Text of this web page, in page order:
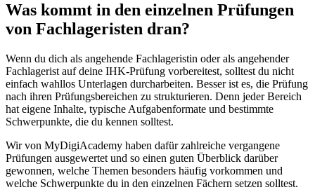
Was kommt in den einzelnen Prüfungen
von Fachlageristen dran?
Wenn du dich als angehende Fachlageristin oder als angehender
Fachlagerist auf deine IHK-Prüfung vorbereitest, solltest du nicht
einfach wahllos Unterlagen durcharbeiten. Besser ist es, die Prüfung
nach ihren Prüfungsbereichen zu strukturieren. Denn jeder Bereich
hat eigene Inhalte, typische Aufgabenformate und bestimmte
Schwerpunkte, die du kennen solltest.
Wir von MyDigiAcademy haben dafür zahlreiche vergangene
Prüfungen ausgewertet und so einen guten Überblick darüber
gewonnen, welche Themen besonders häufig vorkommen und
welche Schwerpunkte du in den einzelnen Fächern setzen solltest.